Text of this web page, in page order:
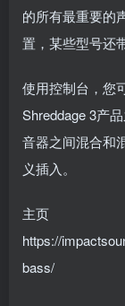
的所有最重要的
置，某些型号还
使用控制台，您
Shreddage 3产
音器之间混合和
义插入。
主页
https://
bass/